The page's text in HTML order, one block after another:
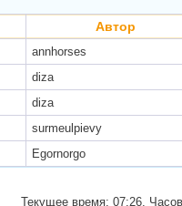
Автор
annhorses
diza
diza
surmeulpievy
Egornorgo
Текущее время: 07:26.